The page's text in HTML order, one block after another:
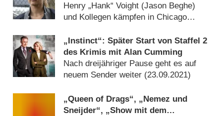
Henry „Hank“ Voight (Jason Beghe)
und Kollegen kämpfen in Chicago
„Instinct“: Später Start von Staffel 2
des Krimis mit Alan Cumming
Nach dreijähriger Pause geht es auf
neuem Sender weiter (23.09.2021)
„Queen of Drags“, „Nemez und
Sneijder“, „Show mit dem